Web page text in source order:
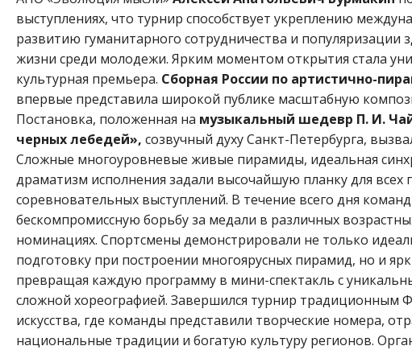
выступлениях, что турнир способствует укреплению
развитию гуманитарного сотрудничества и популяризации
жизни среди молодежи. Ярким моментом открытия стала
культурная премьера. Сборная России по артистично-
впервые представила широкой публике масштабную
Постановка, положенная на музыкальный шедевр П. И.
черных лебедей», созвучный духу Санкт-Петербурга,
Сложные многоуровневые живые пирамиды, идеальная
драматизм исполнения задали высочайшую планку для всех
соревновательных выступлений. В течение всего дня
бескомпромиссную борьбу за медали в различных
номинациях. Спортсмены демонстрировали не только
подготовку при построении многоярусных пирамид, но и
превращая каждую программу в мини-спектакль с
сложной хореографией. Завершился турнир традиционным
искусства, где команды представили творческие номера,
национальные традиции и богатую культуру регионов.